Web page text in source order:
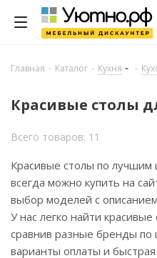
Главная - Каталог - Кухня -
Красивые столы
Всего товаров: 11
Красивые столы по лучшим
всегда можно купить на
выбор моделей с
У нас легко найти
сравнив разные бренды по
варианты оплаты и